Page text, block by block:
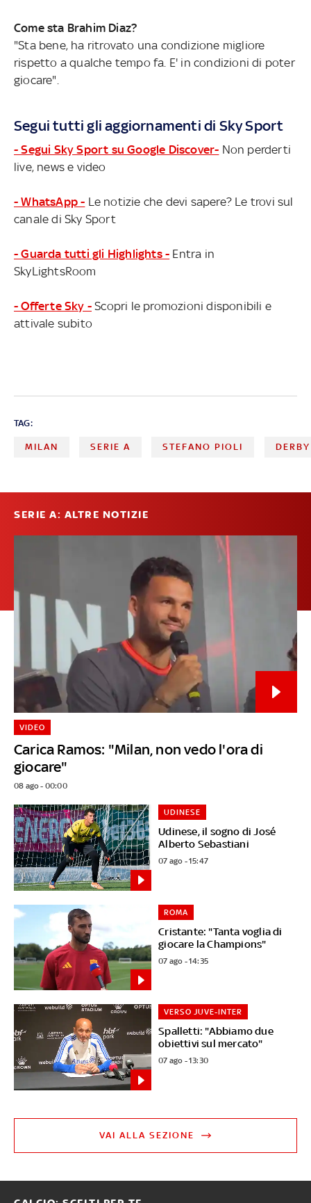
Come sta Brahim Diaz?
"Sta bene, ha ritrovato una condizione migliore
rispetto a qualche tempo fa. E' in condizioni di poter
giocare".
Segui tutti gli aggiornamenti di Sky Sport
- Segui Sky Sport su Google Discover- Non perderti
live, news e video
- WhatsApp - Le notizie che devi sapere? Le trovi sul
canale di Sky Sport
- Guarda tutti gli Highlights - Entra in
SkyLightsRoom
- Offerte Sky - Scopri le promozioni disponibili e
attivale subito
TAG:
MILAN SERIE A STEFANO PIOLI DERBY
SERIE A: ALTRE NOTIZIE
Carica Ramos: "Milan, non vedo l'ora di
giocare"
VIDEO
08 ago - 00:00
Udinese, il sogno di José
Alberto Sebastiani
UDINESE
07 ago - 15:47
Cristante: "Tanta voglia di
giocare la Champions"
ROMA
07 ago - 14:35
Spalletti: "Abbiamo due
obiettivi sul mercato"
VERSO JUVE-INTER
07 ago - 13:30
VAI ALLA SEZIONE